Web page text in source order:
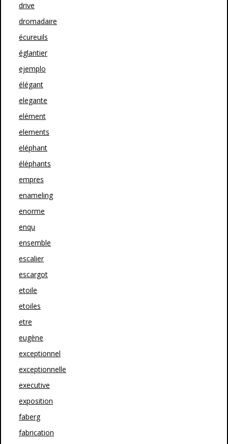
drive
dromadaire
écureuils
églantier
ejemplo
élégant
elegante
elément
elements
eléphant
éléphants
empres
enameling
enorme
enqu
ensemble
escalier
escargot
etoile
etoiles
etre
eugène
exceptionnel
exceptionnelle
executive
exposition
faberg
fabrication